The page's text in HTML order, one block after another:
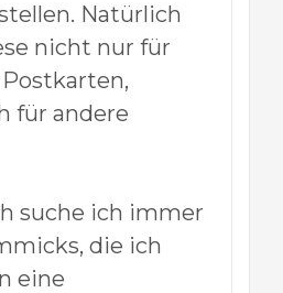
Natürlich
nicht nur für
für andere
suche ich immer
die ich
eine